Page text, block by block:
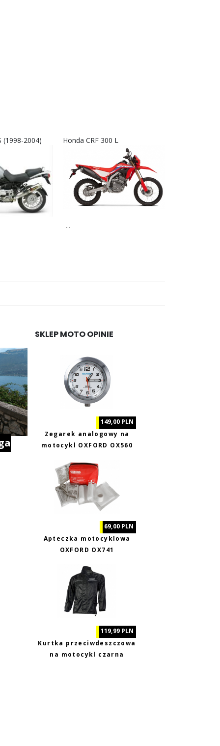
(1998-2004) Honda CRF 300 L
...
SKLEP MOTO OPINIE
149,00 PLN
Zegarek analogowy na
motocykl OXFORD OX560
69,00 PLN
Apteczka motocyklowa
OXFORD OX741
119,99 PLN
Kurtka przeciwdeszczowa
na motocykl czarna